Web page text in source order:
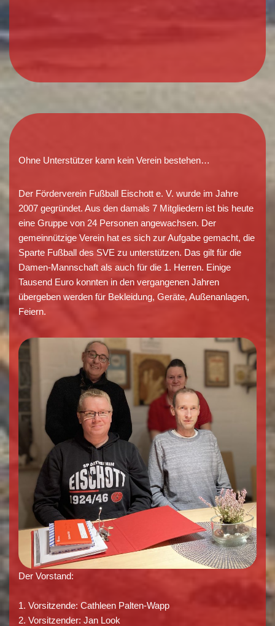
Ohne Unterstützer kann kein Verein bestehen…
Der Förderverein Fußball Eischott e. V. wurde im Jahre
2007 gegründet. Aus den damals 7 Mitgliedern ist bis heute
eine Gruppe von 24 Personen angewachsen. Der
gemeinnützige Verein hat es sich zur Aufgabe gemacht, die
Sparte Fußball des SVE zu unterstützen. Das gilt für die
Damen-Mannschaft als auch für die 1. Herren. Einige
Tausend Euro konnten in den vergangenen Jahren
übergeben werden für Bekleidung, Geräte, Außenanlagen,
Feiern.
Der Vorstand:
1. Vorsitzende: Cathleen Palten-Wapp
2. Vorsitzender: Jan Look